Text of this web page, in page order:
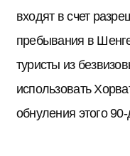
входят в счет
пребывания в
туристы из
использовать
обнуления этого